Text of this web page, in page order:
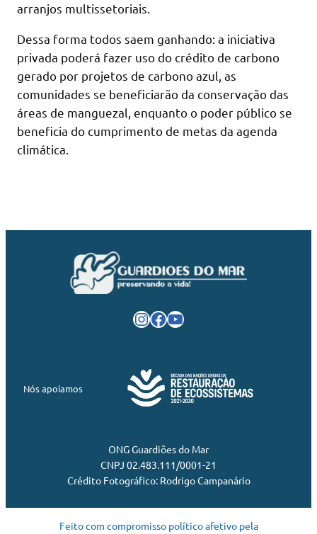
arranjos multissetoriais.
Dessa forma todos saem ganhando: a iniciativa
privada poderá fazer uso do crédito de carbono
gerado por projetos de carbono azul, as
comunidades se beneficiarão da conservação das
áreas de manguezal, enquanto o poder público se
beneficia do cumprimento de metas da agenda
climática.
InstagramFacebook Youtube
Nós apoiamos
ONG Guardiões do Mar
CNPJ 02.483.111/0001-21
Crédito Fotográfico: Rodrigo Campanário
Feito com compromisso político afetivo pela